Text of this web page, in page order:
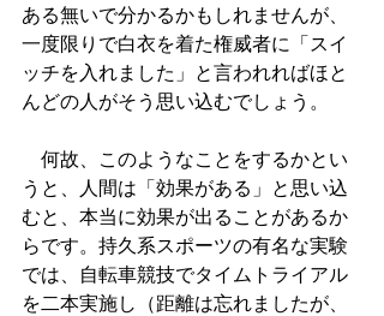
ある無いで分かるかもしれませんが、
一度限りで白衣を着た権威者に「スイ
ッチを入れました」と言われればほと
んどの人がそう思い込むでしょう。
何故、このようなことをするかとい
うと、人間は「効果がある」と思い込
むと、本当に効果が出ることがあるか
らです。持久系スポーツの有名な実験
では、自転車競技でタイムトライアル
を二本実施し（距離は忘れましたが、